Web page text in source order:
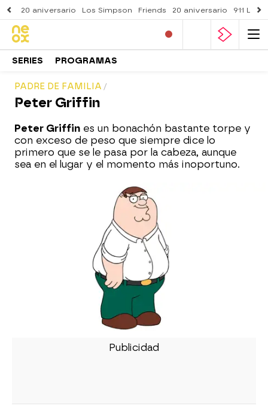
20 aniversario Los Simpson Friends 20 aniversario 911
SERIES PROGRAMAS
PADRE DE FAMILIA
Peter Griffin
Peter Griffin es un bonachón bastante torpe y
con exceso de peso que siempre dice lo
primero que se le pasa por la cabeza, aunque
sea en el lugar y el momento más inoportuno.